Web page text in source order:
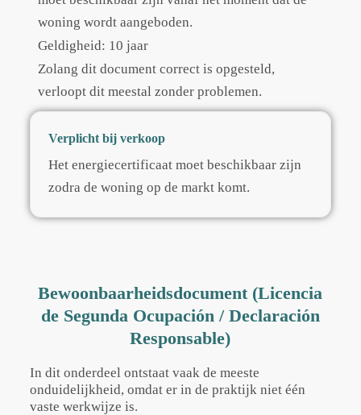
woning wordt aangeboden.
Geldigheid: 10 jaar
Zolang dit document correct is opgesteld,
verloopt dit meestal zonder problemen.
Verplicht bij verkoop
Het energiecertificaat moet beschikbaar zijn
zodra de woning op de markt komt.
Bewoonbaarheidsdocument (Licencia
de Segunda Ocupación / Declaración
Responsable)
In dit onderdeel ontstaat vaak de meeste
onduidelijkheid, omdat er in de praktijk niet één
vaste werkwijze is.